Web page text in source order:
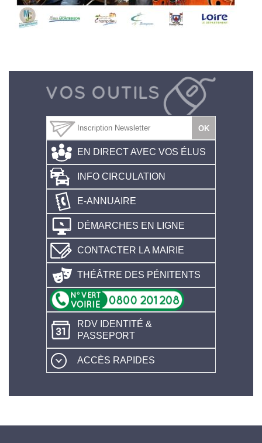
EN DIRECT AVEC VOS ÉLUS
INFO CIRCULATION
E-ANNUAIRE
DÉMARCHES EN LIGNE
CONTACTER LA MAIRIE
THÉÂTRE DES PÉNITENTS
RDV IDENTITÉ &
PASSEPORT
ACCÈS RAPIDES